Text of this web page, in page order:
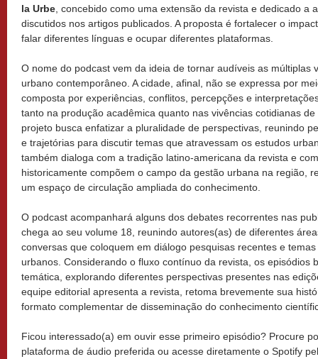
la Urbe , concebido como uma extensão da revista e dedicado a
discutidos nos artigos publicados. A proposta é fortalecer o
falar diferentes línguas e ocupar diferentes plataformas.
O nome do podcast vem da ideia de tornar audíveis as múltiplas
urbano contemporâneo. A cidade, afinal, não se expressa por
composta por experiências, conflitos, percepções e
tanto na produção acadêmica quanto nas vivências cotidianas
projeto busca enfatizar a pluralidade de perspectivas, reunindo
e trajetórias para discutir temas que atravessam os estudos
também dialoga com a tradição latino-americana da revista e
historicamente compõem o campo da gestão urbana na região,
um espaço de circulação ampliada do conhecimento.
O podcast acompanhará alguns dos debates recorrentes nas
chega ao seu volume 18, reunindo autores(as) de diferentes
conversas que coloquem em diálogo pesquisas recentes e
urbanos. Considerando o fluxo contínuo da revista, os episódios
temática, explorando diferentes perspectivas presentes nas
equipe editorial apresenta a revista, retoma brevemente sua
formato complementar de disseminação do conhecimento
Ficou interessado(a) em ouvir esse primeiro episódio? Procure
plataforma de áudio preferida ou acesse diretamente o Spotify